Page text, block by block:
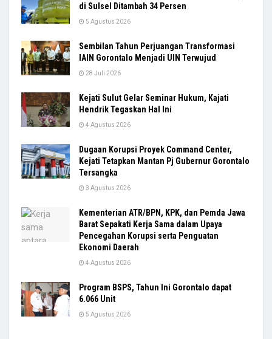
di Sulsel Ditambah 34 Persen
5 Agustus 2026
Sembilan Tahun Perjuangan Transformasi
IAIN Gorontalo Menjadi UIN Terwujud
28 Juli 2026
Kejati Sulut Gelar Seminar Hukum, Kajati
Hendrik Tegaskan Hal Ini
4 Agustus 2026
Dugaan Korupsi Proyek Command Center,
Kejati Tetapkan Mantan Pj Gubernur Gorontalo
Tersangka
3 Agustus 2026
Kementerian ATR/BPN, KPK, dan Pemda Jawa
Barat Sepakati Kerja Sama dalam Upaya
Pencegahan Korupsi serta Penguatan
Ekonomi Daerah
4 Agustus 2026
Program BSPS, Tahun Ini Gorontalo dapat
6.066 Unit
5 Agustus 2026